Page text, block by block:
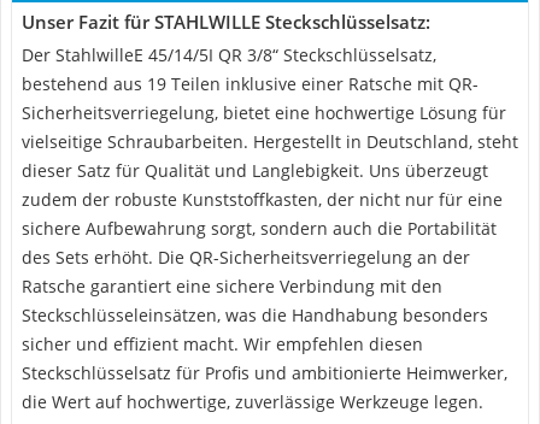
Unser Fazit für STAHLWILLE Steckschlüsselsatz:
Der StahlwilleE 45/14/5I QR 3/8“ Steckschlüsselsatz,
bestehend aus 19 Teilen inklusive einer Ratsche mit QR-
Sicherheitsverriegelung, bietet eine hochwertige Lösung für
vielseitige Schraubarbeiten. Hergestellt in Deutschland, steht
dieser Satz für Qualität und Langlebigkeit. Uns überzeugt
zudem der robuste Kunststoffkasten, der nicht nur für eine
sichere Aufbewahrung sorgt, sondern auch die Portabilität
des Sets erhöht. Die QR-Sicherheitsverriegelung an der
Ratsche garantiert eine sichere Verbindung mit den
Steckschlüsseleinsätzen, was die Handhabung besonders
sicher und effizient macht. Wir empfehlen diesen
Steckschlüsselsatz für Profis und ambitionierte Heimwerker,
die Wert auf hochwertige, zuverlässige Werkzeuge legen.